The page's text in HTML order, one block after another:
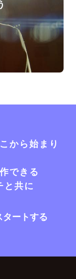
から始まり
できる
と共に
ートする